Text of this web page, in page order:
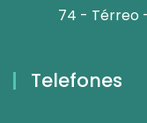
74 - Térreo
Telefones